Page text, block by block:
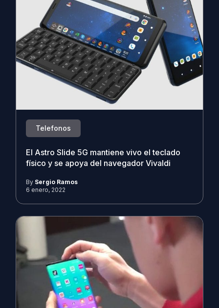
Telefonos
El Astro Slide 5G mantiene vivo el teclado
físico y se apoya del navegador Vivaldi
By Sergio Ramos
6 enero, 2022